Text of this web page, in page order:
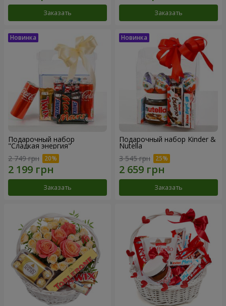
Заказать Заказать
Подарочный набор
"Сладкая энергия"
2 749 грн
Заказать
Подарочный набор Kinder &
Nutella
3 545 грн
Заказать